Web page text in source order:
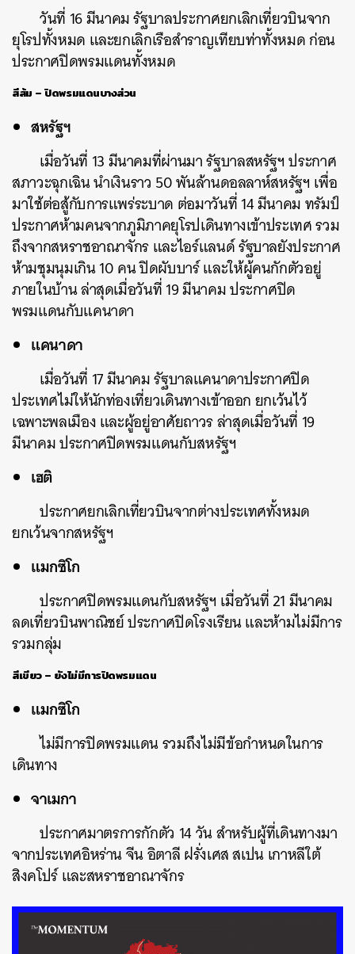
วันที่ 16 มีนาคม รัฐบาลประกาศยกเลิกเที่ยวบินจาก
ยุโรปทั้งหมด และยกเลิกเรือสำราญเทียบท่าทั้งหมด ก่อน
ประกาศปิดพรมแดนทั้งหมด
สีส้ม – ปิดพรมแดนบางส่วน
สหรัฐฯ
เมื่อวันที่ 13 มีนาคมที่ผ่านมา รัฐบาลสหรัฐฯ ประกาศ
สภาวะฉุกเฉิน นำเงินราว 50 พันล้านดอลลาห์สหรัฐฯ เพื่อ
มาใช้ต่อสู้กับการแพร่ระบาด ต่อมาวันที่ 14 มีนาคม ทรัมป์
ประกาศห้ามคนจากภูมิภาคยุโรปเดินทางเข้าประเทศ รวม
ถึงจากสหราชอาณาจักร และไอร์แลนด์รัฐบาลยังประกาศ
ห้ามชุมนุมเกิน 10 คนปิดผับบาร์ และให้ผู้คนกักตัวอยู่
ภายในบ้านล่าสุดเมื่อวันที่ 19 มีนาคม ประกาศปิด
พรมแดนกับแคนาดา
แคนาดา
เมื่อวันที่ 17 มีนาคม รัฐบาลแคนาดาประกาศปิด
ประเทศไม่ให้นักท่องเที่ยวเดินทางเข้าออก ยกเว้นไว้
เฉพาะพลเมือง และผู้อยู่อาศัยถาวรล่าสุดเมื่อวันที่ 19
มีนาคม ประกาศปิดพรมแดนกับสหรัฐฯ
เฮติ
ประกาศยกเลิกเที่ยวบินจากต่างประเทศทั้งหมด
ยกเว้นจากสหรัฐฯ
แมกซิโก
ประกาศปิดพรมแดนกับสหรัฐฯ เมื่อวันที่ 21 มีนาคม
ลดเที่ยวบินพาณิชย์ ประกาศปิดโรงเรียน และห้ามไม่มีการ
รวมกลุ่ม
สีเขียว – ยังไม่มีการปิดพรมแดน
แมกซิโก
ไม่มีการปิดพรมแดน รวมถึงไม่มีข้อกำหนดในการ
เดินทาง
จาเมกา
ประกาศมาตรการกักตัว 14 วัน สำหรับผู้ที่เดินทางมา
จากประเทศอิหร่าน จีน อิตาลี ฝรั่งเศส สเปน เกาหลีใต้
สิงคโปร์ และสหราชอาณาจักร